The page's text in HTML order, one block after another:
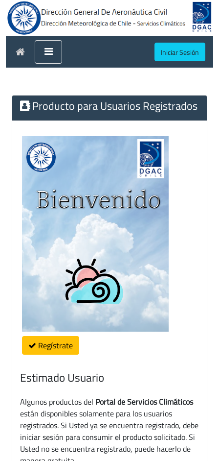
Iniciar Sesión
Producto para Usuarios Registrados
Regístrate
Estimado Usuario
Algunos productos del Portal de Servicios Climáticos
están disponibles solamente para los usuarios
registrados. Si Usted ya se encuentra registrado, debe
iniciar sesión para consumir el producto solicitado. Si
Usted no se encuentra registrado, puede hacerlo de